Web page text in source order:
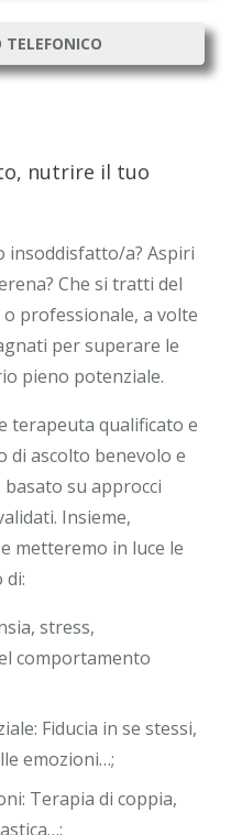
nutrire il tuo
insoddisfatto/a? Aspiri
Che si tratti del
professionale, a volte
per superare le
pieno potenziale.
terapeuta qualificato e
di ascolto benevolo e
su approcci
Insieme,
metteremo in luce le
di:
stress,
comportamento
Fiducia in se stessi,
emozioni…;
Terapia di coppia,